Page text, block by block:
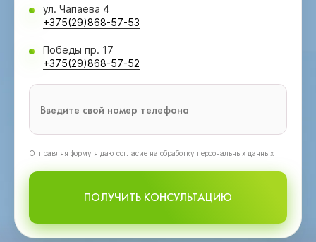
ул. Чапаева 4
+375(29)868-57-53
Победы пр. 17
+375(29)868-57-52
Oтправляя форму я даю согласие на обработку персональных данных
ПОЛУЧИТЬ КОНСУЛЬТАЦИЮ